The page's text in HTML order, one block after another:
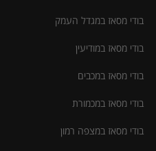
בודי מסאז במגדל העמק
בודי מסאז במודיעין
בודי מסאז במכבים
בודי מסאז במכמורת
בודי מסאז במצפה רמון